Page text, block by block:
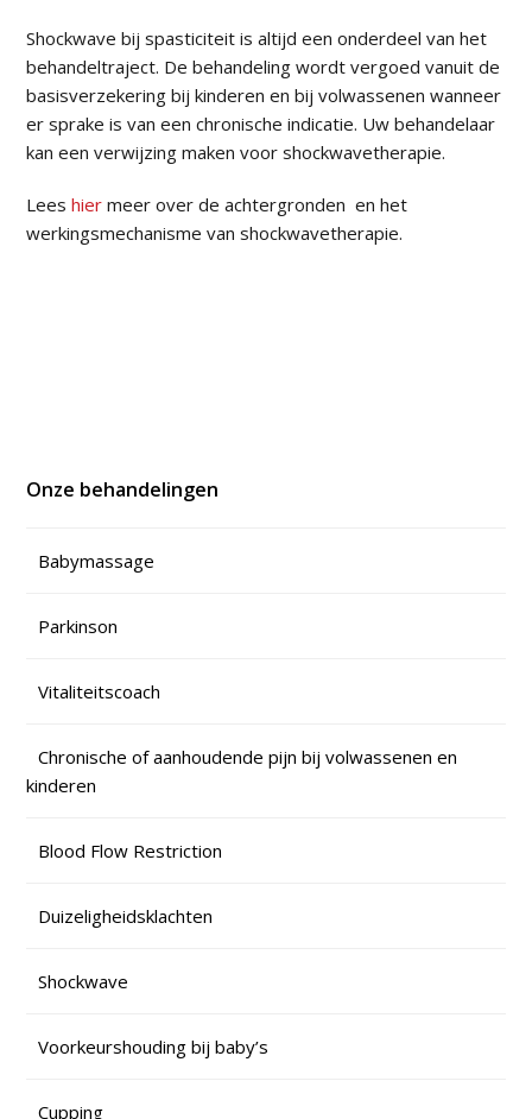
Shockwave bij spasticiteit is altijd een onderdeel van het
behandeltraject. De behandeling wordt vergoed vanuit de
basisverzekering bij kinderen en bij volwassenen wanneer
er sprake is van een chronische indicatie. Uw behandelaar
kan een verwijzing maken voor shockwavetherapie.
Leeshier meer over de achtergronden en het
werkingsmechanisme van shockwavetherapie.
Onze behandelingen
Babymassage
Parkinson
Vitaliteitscoach
Chronische of aanhoudende pijn bij volwassenen en
kinderen
Blood Flow Restriction
Duizeligheidsklachten
Shockwave
Voorkeurshouding bij baby’s
Cupping